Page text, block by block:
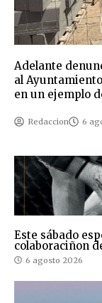
Adelante
al
en un ejemplo
Redaccion 6
Este sábado
colaboraciñon
6 agosto 2026